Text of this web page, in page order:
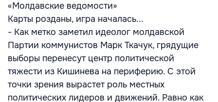
«Молдавские ведомости»
Карты розданы, игра началась...
- Как метко заметил идеолог молдавской
Партии коммунистов Марк Ткачук, грядущие
выборы перенесут центр политической
тяжести из Кишинева на периферию. С этой
точки зрения вырастет роль местных
политических лидеров и движений. Равно как